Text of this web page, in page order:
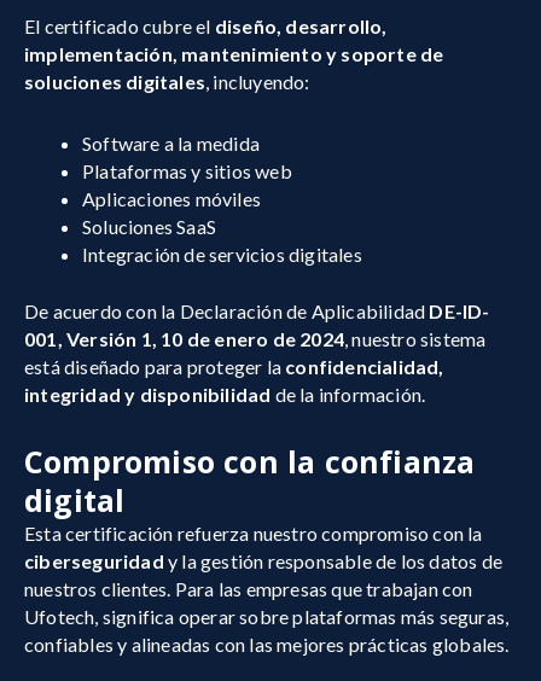
El certificado cubre el diseño, desarrollo,
implementación, mantenimiento y soporte de
soluciones digitales, incluyendo:
Software a la medida
Plataformas y sitios web
Aplicaciones móviles
Soluciones SaaS
Integración de servicios digitales
De acuerdo con la Declaración de Aplicabilidad DE-ID-
001, Versión 1, 10 de enero de 2024, nuestro sistema
está diseñado para proteger la confidencialidad,
integridad y disponibilidad de la información.
Compromiso con la confianza
digital
Esta certificación refuerza nuestro compromiso con la
ciberseguridad y la gestión responsable de los datos de
nuestros clientes. Para las empresas que trabajan con
Ufotech, significa operar sobre plataformas más seguras,
confiables y alineadas con las mejores prácticas globales.